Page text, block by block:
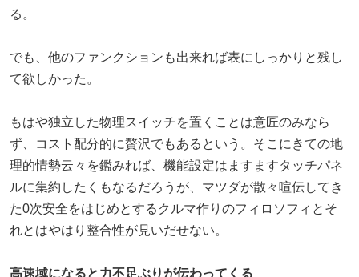
る。
でも、他のファンクションも出来れば表にしっかりと残し
て欲しかった。
もはや独立した物理スイッチを置くことは意匠のみなら
ず、コスト配分的に贅沢でもあるという。そこにきての地
理的情勢云々を鑑みれば、機能設定はますますタッチパネ
ルに集約したくもなるだろうが、マツダが散々喧伝してき
た0次安全をはじめとするクルマ作りのフィロソフィとそ
れとはやはり整合性が見いだせない。
高速域になると力不足ぶりが伝わってくる